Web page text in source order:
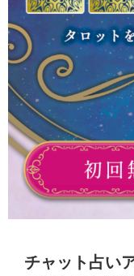
チャット占い